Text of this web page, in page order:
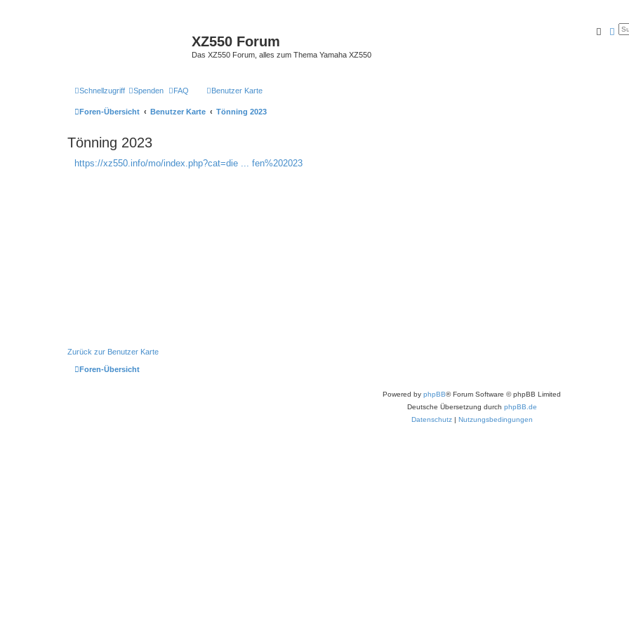
XZ550 Forum
Das XZ550 Forum, alles zum Thema Yamaha XZ550
Suche
Schnellzugriff Spenden FAQ Benutzer Karte
Foren-Übersicht Benutzer Karte Tönning 2023
Tönning 2023
https://xz550.info/mo/index.php?cat=die ... fen%202023
Zurück zur Benutzer Karte
Foren-Übersicht
Powered by phpBB® Forum Software © phpBB Limited
Deutsche Übersetzung durch phpBB.de
Datenschutz| Nutzungsbedingungen